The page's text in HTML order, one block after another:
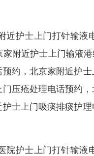
护士上门打针输
附近护士上门输液
约，北京家附近护
压疮处理电话预约
士上门吸痰排痰护
护士上门打针输